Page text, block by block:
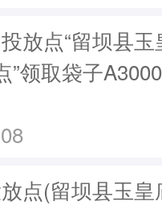
放点“留坝县
”领取袋子
点(留坝县玉